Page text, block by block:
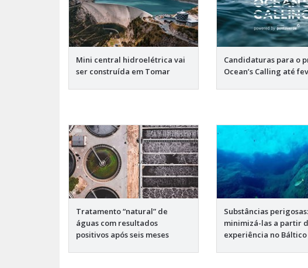
Mini central hidroelétrica vai
ser construída em Tomar
Candidaturas para o
Ocean’s Calling até
Tratamento “natural” de
águas com resultados
positivos após seis meses
Substâncias perigosas:
minimizá-las a partir
experiência no Báltico